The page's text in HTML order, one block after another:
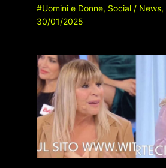
#Uomini e Donne, Social/ News,
30/01/2025